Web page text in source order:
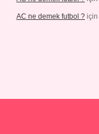
AC ne demek futbol ? için